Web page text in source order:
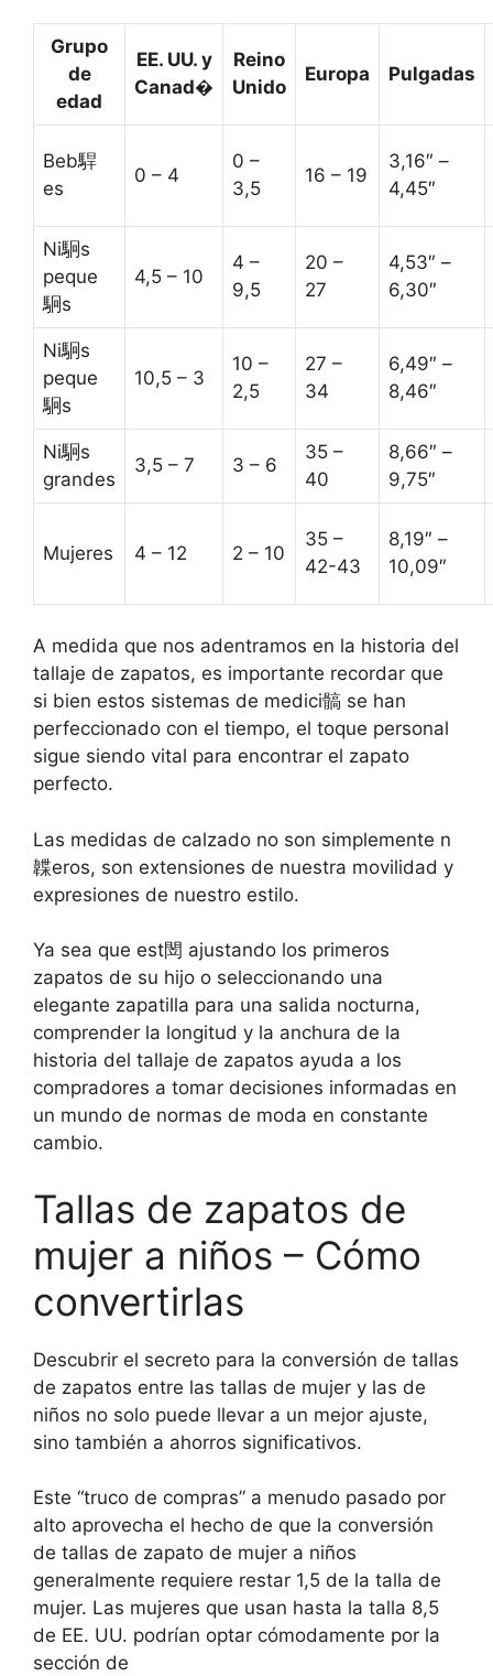
Grupo
de
edad
EE. UU. y
Canad�
Reino
Unido
Europa Pulgadas
Beb駻
es
0 – 4
0 –
3,5
16 – 19
3,16″ –
4,45″
Ni駉s
peque
駉s
4,5 – 10
4 –
9,5
20 –
27
4,53″ –
6,30″
Ni駉s
peque
駉s
10,5 – 3
10 –
2,5
27 –
34
6,49″ –
8,46″
Ni駉s
grandes
3,5 – 7 3 – 6
35 –
40
8,66″ –
9,75″
Mujeres 4 – 12 2 – 10
35 –
42-43
8,19″ –
10,09″
A medida que nos adentramos en la historia del
tallaje de zapatos, es importante recordar que
si bien estos sistemas de medici髇 se han
perfeccionado con el tiempo, el toque personal
sigue siendo vital para encontrar el zapato
perfecto.
Las medidas de calzado no son simplemente n
韘eros, son extensiones de nuestra movilidad y
expresiones de nuestro estilo.
Ya sea que est閚 ajustando los primeros
zapatos de su hijo o seleccionando una
elegante zapatilla para una salida nocturna,
comprender la longitud y la anchura de la
historia del tallaje de zapatos ayuda a los
compradores a tomar decisiones informadas en
un mundo de normas de moda en constante
cambio.
Tallas de zapatos de
mujer a niños – Cómo
convertirlas
Descubrir el secreto para la conversión de tallas
de zapatos entre las tallas de mujer y las de
niños no solo puede llevar a un mejor ajuste,
sino también a ahorros significativos.
Este “truco de compras” a menudo pasado por
alto aprovecha el hecho de que la conversión
de tallas de zapato de mujer a niños
generalmente requiere restar 1,5 de la talla de
mujer. Las mujeres que usan hasta la talla 8,5
de EE. UU. podrían optar cómodamente por la
sección de